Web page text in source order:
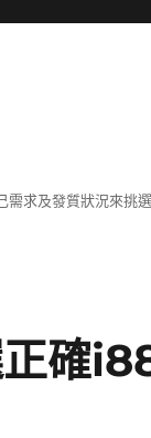
求及發質狀況來挑
確